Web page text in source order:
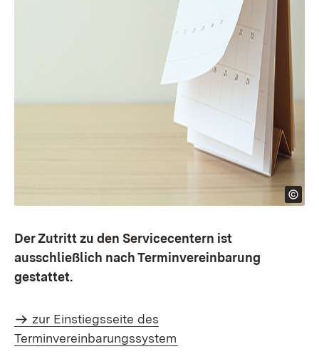
Der Zutritt zu den Servicecentern ist
ausschließlich nach Terminvereinbarung
gestattet.
zur Einstiegsseite des
Terminvereinbarungssystem